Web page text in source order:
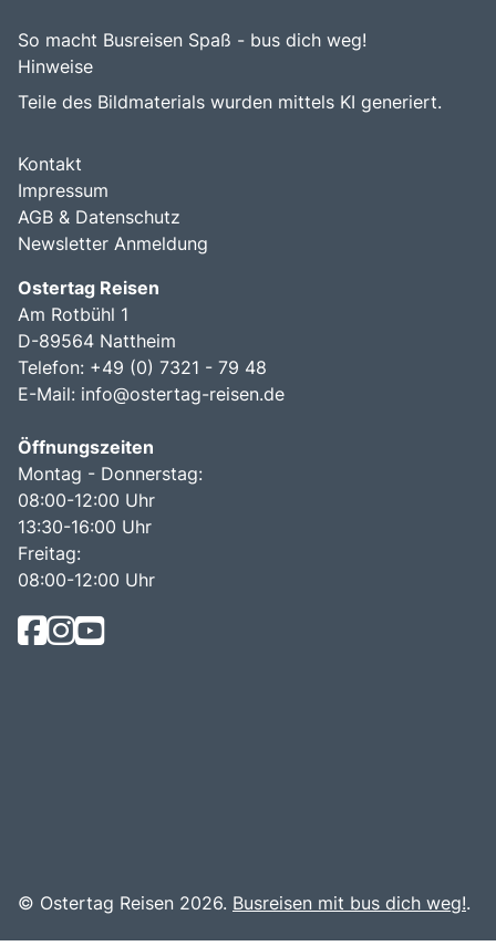
So macht Busreisen Spaß - bus dich weg!
Hinweise
Teile des Bildmaterials wurden mittels KI generiert.
Kontakt
Impressum
AGB & Datenschutz
Newsletter Anmeldung
Ostertag Reisen
Am Rotbühl 1
D-89564 Nattheim
Telefon: +49 (0) 7321 - 79 48
E-Mail: info@ostertag-reisen.de
Öffnungszeiten
Montag - Donnerstag:
08:00-12:00 Uhr
13:30-16:00 Uhr
Freitag:
08:00-12:00 Uhr
© Ostertag Reisen 2026. Busreisen mit bus dich weg!.